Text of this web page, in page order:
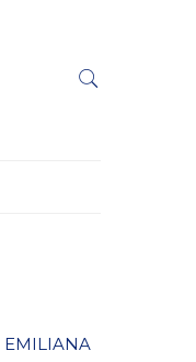
EMILIANA